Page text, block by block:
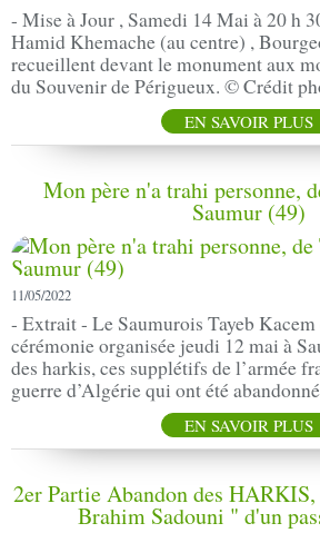
- Mise à Jour , Samedi 14 Mai à 20 h
Hamid Khemache (au centre) ,
recueillent devant le monument aux
du Souvenir de Périgueux. © Crédit
EN SAVOIR PLUS
Mon père n'a trahi personne,
Saumur (49)
11/05/2022
- Extrait - Le Saumurois Tayeb Kacem
cérémonie organisée jeudi 12 mai à
des harkis, ces supplétifs de l’armée
guerre d’Algérie qui ont été
EN SAVOIR PLUS
2er Partie Abandon des
Brahim Sadouni " d'un